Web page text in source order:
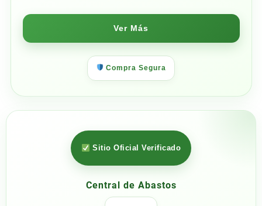
Ver Más
Compra Segura
Sitio Oficial Verificado
Central de Abastos